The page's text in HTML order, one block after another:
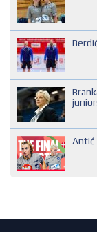
NACIONALNI
REGIONALNI
SUDIJA
SUDIJA
SUDIJA PRVE
Antić